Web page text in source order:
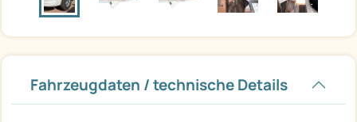
Fahrzeugdaten / technische Details